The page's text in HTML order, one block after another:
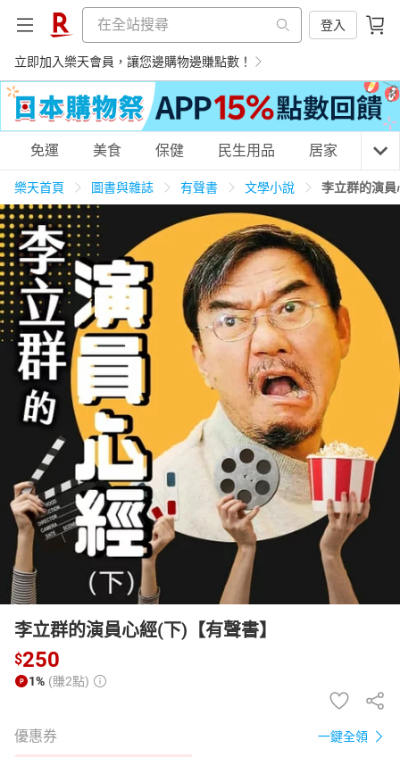
登入
立即加入樂天會員，讓您邊購物邊賺點數！
購物網分類
天天免運 美食蛋糕 養生保健 民生用品
居家生活 3C家電 運動休閒 親子玩具
女裝 男裝 化妝保養 情趣用品
日本購物 電子/紙本書
HOT
免運 美食 保健 民生用品 居家 3C
樂天首頁 圖書與雜誌 有聲書 文學小說 李立群的演
李立群的演員心經(下)【有聲書】
$250
1% (賺2點)
優惠券 一鍵全領